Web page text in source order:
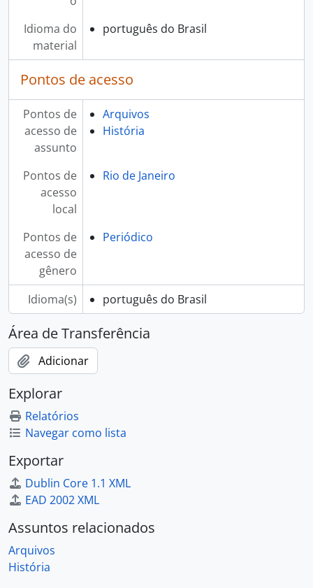
Idioma do
material
português do Brasil
Pontos de acesso
Pontos de
acesso de
assunto
Arquivos
História
Pontos de
acesso
local
Rio de Janeiro
Pontos de
acesso de
gênero
Periódico
Idioma(s) português do Brasil
Área de Transferência
Adicionar
Explorar
Relatórios
Navegar como lista
Exportar
Dublin Core 1.1 XML
EAD 2002 XML
Assuntos relacionados
Arquivos
História